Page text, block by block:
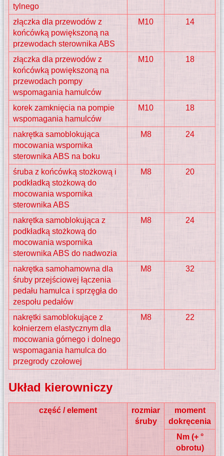
tylnego
złączka dla przewodów z
końcówką powiększoną na
przewodach sterownika ABS
M10 14
złączka dla przewodów z
końcówką powiększoną na
przewodach pompy
wspomagania hamulców
M10 18
korek zamknięcia na pompie
wspomagania hamulców
M10 18
nakrętka samoblokująca
mocowania wspornika
sterownika ABS na boku
M8 24
śruba z końcówką stożkową i
podkładką stożkową do
mocowania wspornika
sterownika ABS
M8 20
nakrętka samoblokująca z
podkładką stożkową do
mocowania wspornika
sterownika ABS do nadwozia
M8 24
nakrętka samohamowna dla
śruby przejściowej łączenia
pedału hamulca i sprzęgła do
zespołu pedałów
M8 32
nakrętki samoblokujące z
kołnierzem elastycznym dla
mocowania górnego i dolnego
wspomagania hamulca do
przegrody czołowej
M8 22
Układ kierowniczy
część / element
rozmiar
śruby
moment
dokręcenia
Nm (+ °
obrotu)